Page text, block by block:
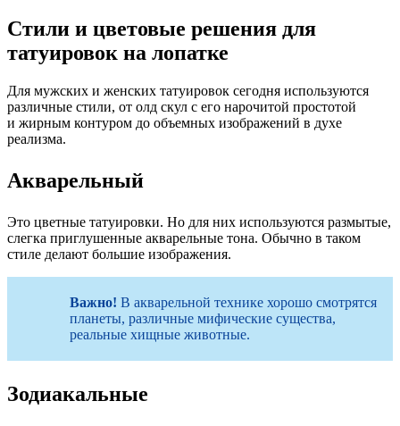
Стили и цветовые решения для
татуировок на лопатке
Для мужских и женских татуировок сегодня используются
различные стили, от олд скул с его нарочитой простотой
и жирным контуром до объемных изображений в духе
реализма.
Акварельный
Это цветные татуировки. Но для них используются размытые,
слегка приглушенные акварельные тона. Обычно в таком
стиле делают большие изображения.
Важно! В акварельной технике хорошо смотрятся
планеты, различные мифические существа,
реальные хищные животные.
Зодиакальные